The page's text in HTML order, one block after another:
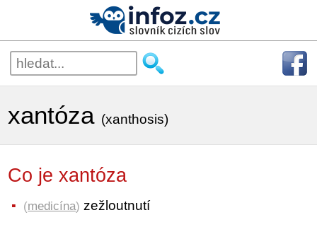
xantóza (xanthosis)
Co je xantóza
(medicína) zežloutnutí